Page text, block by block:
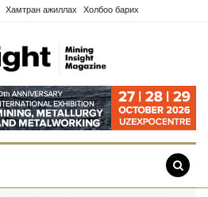
Хамтран ажиллах Холбоо барих